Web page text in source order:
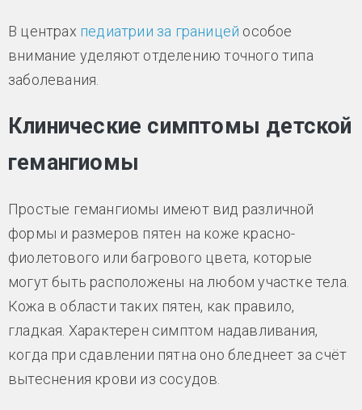
В центрах педиатрии за границей особое
внимание уделяют отделению точного типа
заболевания.
Клинические симптомы детской
гемангиомы
Простые гемангиомы имеют вид различной
формы и размеров пятен на коже красно-
фиолетового или багрового цвета, которые
могут быть расположены на любом участке тела.
Кожа в области таких пятен, как правило,
гладкая. Характерен симптом надавливания,
когда при сдавлении пятна оно бледнеет за счёт
вытеснения крови из сосудов.